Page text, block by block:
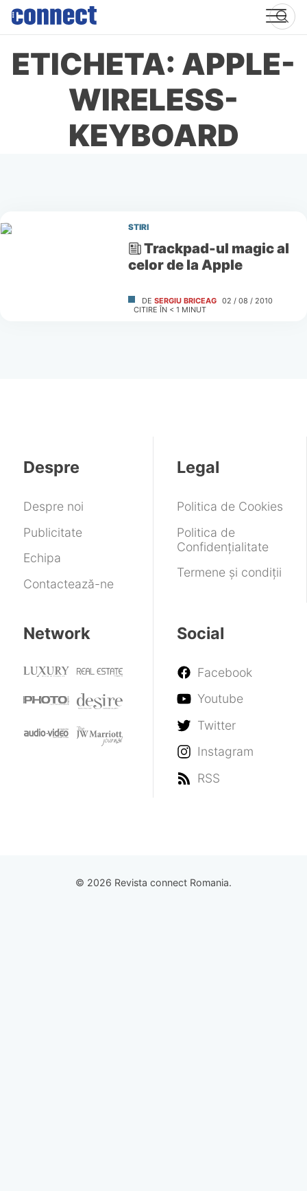
Skip
content
ETICHETA: APPLE-
WIRELESS-
KEYBOARD
STIRI
Trackpad-ul magic al
celor de la Apple
DE SERGIU BRICEAG 02 / 08 / 2010
CITIRE ÎN < 1 MINUT
Despre
Despre noi
Publicitate
Echipa
Contactează-ne
Legal
Politica de Cookies
Politica de
Confidențialitate
Termene și condiții
Network Social
Facebook
Youtube
Twitter
Instagram
RSS
© 2026 Revista connect Romania.